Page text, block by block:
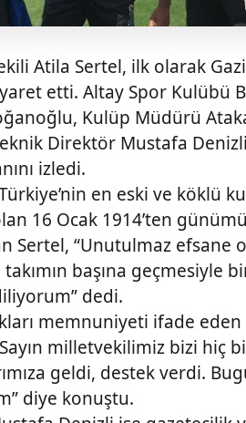
Atila Sertel, ilk olarak
etti. Altay Spor Kulübü
Kulüp Müdürü
Direktör Mustafa
izledi.
en eski ve köklü
16 Ocak 1914’ten
Sertel, “Unutulmaz efsane
takımın başına
dedi.
memnuniyeti ifade eden
milletvekilimiz bizi hiç
geldi, destek verdi.
diye konuştu.